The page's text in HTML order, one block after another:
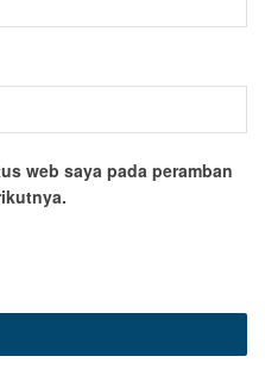
web saya pada peramban